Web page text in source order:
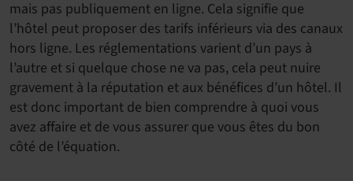
mais pas publiquement en ligne. Cela signifie que
l’hôtel peut proposer des tarifs inférieurs via des canaux
hors ligne. Les réglementations varient d’un pays à
l’autre et si quelque chose ne va pas, cela peut nuire
gravement à la réputation et aux bénéfices d’un hôtel. Il
est donc important de bien comprendre à quoi vous
avez affaire et de vous assurer que vous êtes du bon
côté de l’équation.